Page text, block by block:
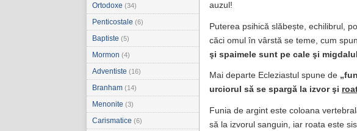
Ortodoxe (34)
Penticostale (6)
Baptiste (5)
Mormon (4)
Adventiste (16)
Branham (14)
Menonite (3)
Carismatice (6)
auzul!
Puterea psihică slăbește, echilibrul,
căci omul în vârstă se teme, cum
şi spaimele sunt pe cale şi
Mai departe Ecleziastul spune de
urciorul să se spargă la izvor şi
Funia de argint este coloana
să la izvorul sanguin, iar roata este